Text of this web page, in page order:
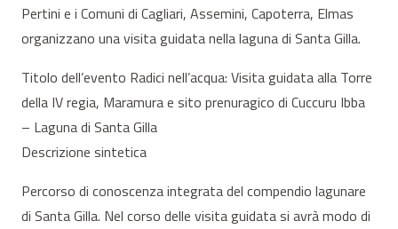
Pertini e i Comuni di Cagliari, Assemini, Capoterra, Elmas
organizzano una visita guidata nella laguna di Santa Gilla.
Titolo dell’evento Radici nell’acqua: Visita guidata alla Torre
della IV regia, Maramura e sito prenuragico di Cuccuru Ibba
– Laguna di Santa Gilla
Descrizione sintetica
Percorso di conoscenza integrata del compendio lagunare
di Santa Gilla. Nel corso delle visita guidata si avrà modo di